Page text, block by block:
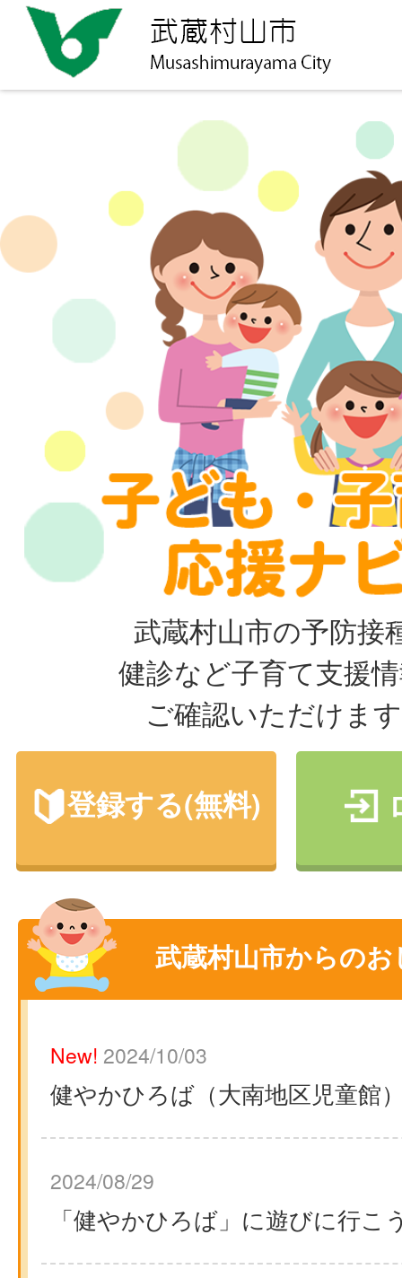
武蔵村山市の予防接
健診など子育て支援
ご確認いただけま
登録する(無料)
武蔵村山市からの
New! 2024/10/03
健やかひろば（大南地区児童館
2024/08/29
「健やかひろば」に遊びに行こ